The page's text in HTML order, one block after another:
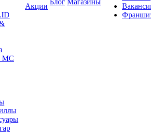
MC
Акции
Блог Магазины